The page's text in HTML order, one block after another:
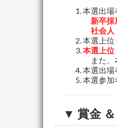
本選出場
新卒採
社会人
本選上位
本選上位
また、
本選出場
本選参加
▼ 賞金